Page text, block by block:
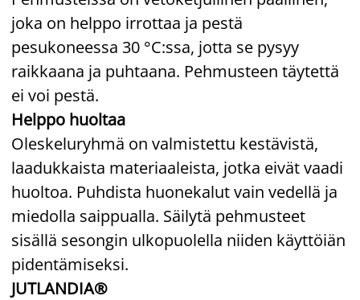
joka on helppo irrottaa ja pestä
pesukoneessa 30 °C:ssa, jotta se pysyy
raikkaana ja puhtaana. Pehmusteen täytettä
ei voi pestä.
Helppo huoltaa
Oleskeluryhmä on valmistettu kestävistä,
laadukkaista materiaaleista, jotka eivät vaadi
huoltoa. Puhdista huonekalut vain vedellä ja
miedolla saippualla. Säilytä pehmusteet
sisällä sesongin ulkopuolella niiden käyttöiän
pidentämiseksi.
JUTLANDIA®